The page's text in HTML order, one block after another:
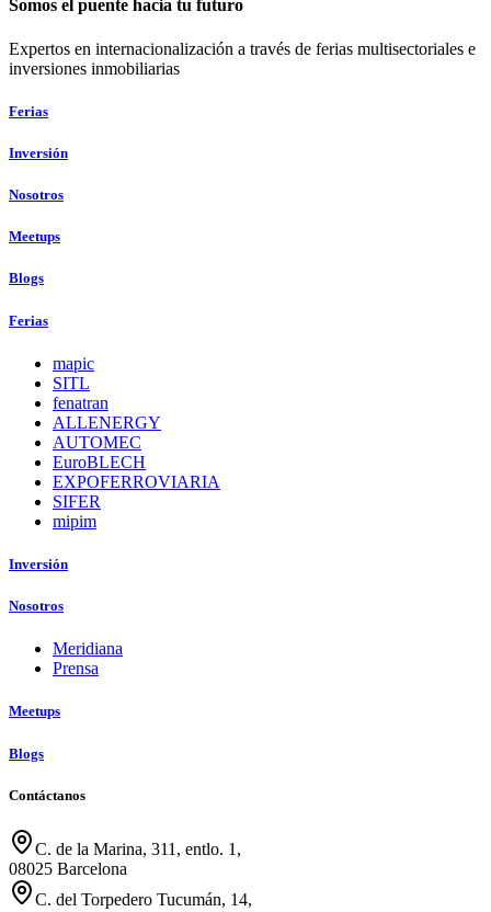
Somos el puente hacia tu futuro
Expertos en internacionalización a través de ferias multisectoriales e
inversiones inmobiliarias
Ferias
Inversión
Nosotros
Meetups
Blogs
Ferias
mapic
SITL
fenatran
ALLENERGY
AUTOMEC
EuroBLECH
EXPOFERROVIARIA
SIFER
mipim
Inversión
Nosotros
Meridiana
Prensa
Meetups
Blogs
Contáctanos
C. de la Marina, 311, entlo. 1,
08025 Barcelona
C. del Torpedero Tucumán, 14,